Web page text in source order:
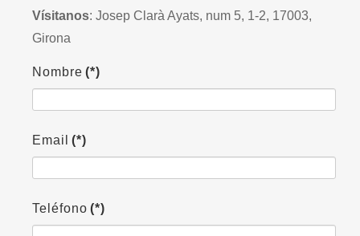
Vísitanos: Josep Clarà Ayats, num 5, 1-2, 17003,
Girona
Nombre (*)
Email (*)
Teléfono (*)